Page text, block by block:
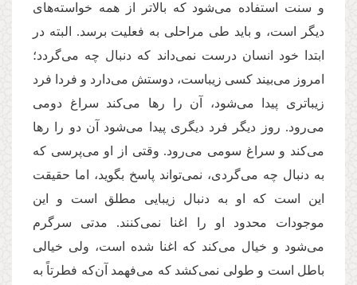
و سنت استفاده می‌شود که بالاتر از همه خواسته‌های
دیگر است، و باید طی مراحلی به فعلیت برسد. البته در
ابتدا خود انسان درست نمی‌داند که دنبال چه می‌گردد؛
امروز می‌بیند کسی زیباست، دوستش می‌دارد و فردا فرد
زیباتری پیدا می‌شود، آن را رها می‌کند سراغ دومی
می‌رود. روز دیگر فرد دیگری پیدا می‌شود آن دو را رها
می‌کند و سراغ سومی می‌رود. وقتی از او می‌پرسی که
به دنبال چه می‌گردی، نمی‌تواند پاسخ بگوید، اما حقیقت
این است که او به دنبال زیبایی مطلق است و این
موجودات محدود او را اغنا نمی‌کنند. مدتی سرگرم
می‌شود و خیال می‌کند که اغنا شده است، ولی خیالی
باطل است و طولی نمی‌کشد که می‌فهمد آن‌که فطرتاً به